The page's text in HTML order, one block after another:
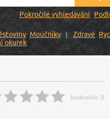
Pokročilé vyhledávání
Moučníky Zdravé
okurek
hodnotilo: 0